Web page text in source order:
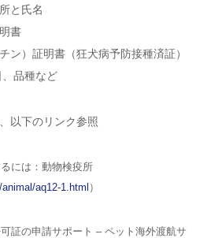
と氏名
書
ン）証明書（狂犬病予防接種済証）
、品種など
以下のリンク参照
には：動物検疫所
aq12-1.html ）
証の申請サポート – ペット海外渡航サ